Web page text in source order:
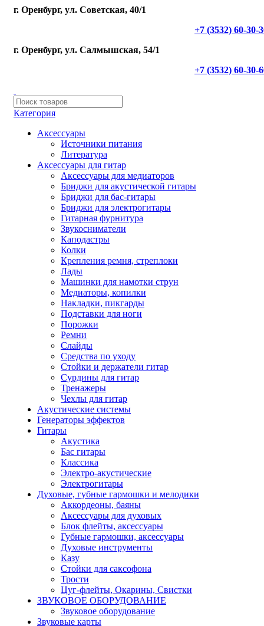
г. Оренбург, ул. Советская, 40/1
+7 (3532) 60-30-
г. Оренбург, ул. Салмышская, 54/1
+7 (3532) 60-30-
Категория
Аксессуары
Источники питания
Литература
Аксессуары для гитар
Аксессуары для медиаторов
Бриджи для акустической гитары
Бриджи для бас-гитары
Бриджи для электрогитары
Гитарная фурнитура
Звукосниматели
Каподастры
Колки
Крепления ремня, стреплоки
Лады
Машинки для намотки струн
Медиаторы, копилки
Накладки, пикгарды
Подставки для ноги
Порожки
Ремни
Слайды
Средства по уходу
Стойки и держатели гитар
Сурдины для гитар
Тренажеры
Чехлы для гитар
Акустические системы
Генераторы эффектов
Гитары
Акустика
Бас гитары
Классика
Электро-акустические
Электрогитары
Духовые, губные гармошки и мелодики
Аккордеоны, баяны
Аксессуары для духовых
Блок флейты, аксессуары
Губные гармошки, аксессуары
Духовые инструменты
Казу
Стойки для саксофона
Трости
Цуг-флейты, Окарины, Свистки
ЗВУКОВОЕ ОБОРУДОВАНИЕ
Звуковое оборудование
Звуковые карты